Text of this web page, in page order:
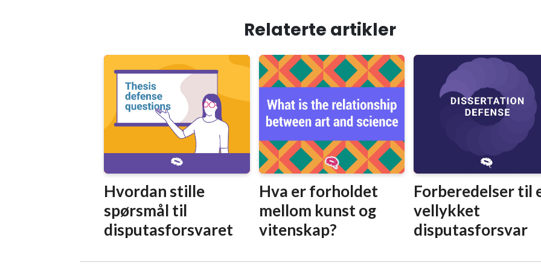
Relaterte artikler
Hvordan stille
spørsmål til
disputasforsvaret
Hva er forholdet
mellom kunst og
vitenskap?
Forberedelser til
vellykket
disputasforsvar